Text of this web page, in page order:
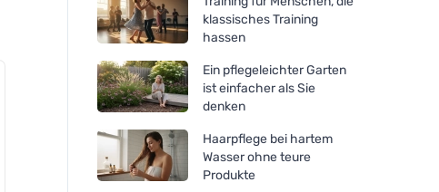
klassisches Training
hassen
Ein pflegeleichter Garten
ist einfacher als Sie
denken
Haarpflege bei hartem
Wasser ohne teure
Produkte